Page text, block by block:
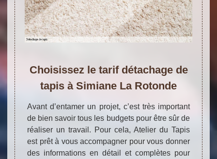
Choisissez le tarif détachage de
tapis à Simiane La Rotonde
Avant d’entamer un projet, c’est très important
de bien savoir tous les budgets pour être sûr de
réaliser un travail. Pour cela, Atelier du Tapis
est prêt à vous accompagner pour vous donner
des informations en détail et complètes pour